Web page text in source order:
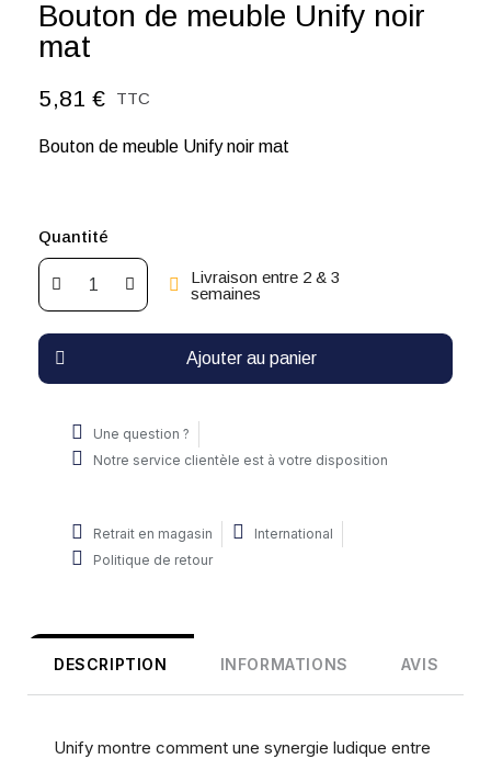
Bouton de meuble Unify noir
mat
5,81 € TTC
Bouton de meuble Unify noir mat
Quantité
Livraison entre 2 & 3
semaines
Ajouter au panier
Une question ?
Notre service clientèle est à votre disposition
Retrait en magasin
International
Politique de retour
DESCRIPTION INFORMATIONS AVIS
Unify montre comment une synergie ludique entre